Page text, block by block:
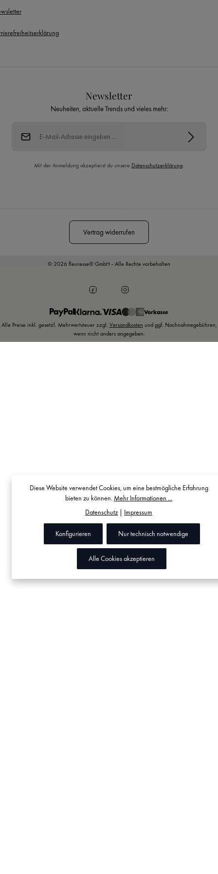
Newsletter
Neuheiten, aktuelle Trends und vieles mehr:
Mit der Anmeldung akzeptierst du unsere Datenschutzerklärung.
Vertrag widerrufen
© 2026 fleuresse® GmbH - Alle Rechte vorbehalten
Vorkasse
Alle Preise inkl. gesetzl. Mehrwertsteuer zzgl. Versandkosten und ggf. Nachnahmegebühren,
wenn nicht anders angegeben.
Diese Website verwendet Cookies, um eine bestmögliche Erfahrung
bieten zu können. Mehr Informationen ...
Datenschutz | Impressum
Nur technisch notwendige
Konfigurieren
Alle Cookies akzeptieren